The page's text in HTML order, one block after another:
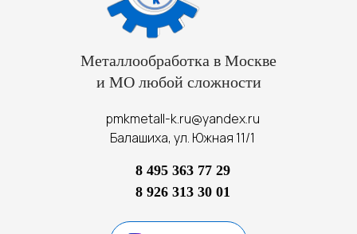
Металлообработка в Москве
и МО любой сложности
pmkmetall-k.ru@yandex.ru
Балашиха, ул. Южная 11/1
8 495 363 77 29
8 926 313 30 01